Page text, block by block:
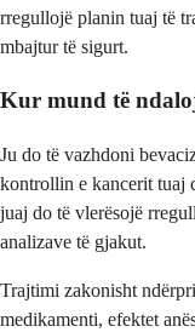
rregullojë planin tuaj të
mbajtur të sigurt.
Kur mund të
Ju do të vazhdoni
kontrollin e kancerit tuaj
juaj do të vlerësojë
analizave të gjakut.
Trajtimi zakonisht
medikamenti, efektet